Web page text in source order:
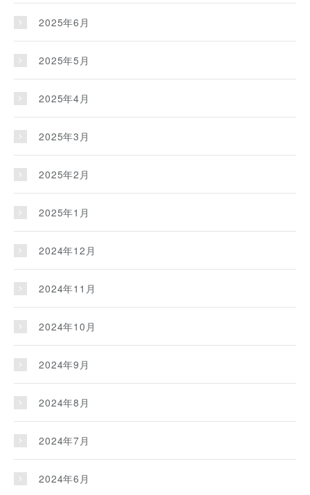
2025年6月
2025年5月
2025年4月
2025年3月
2025年2月
2025年1月
2024年12月
2024年11月
2024年10月
2024年9月
2024年8月
2024年7月
2024年6月